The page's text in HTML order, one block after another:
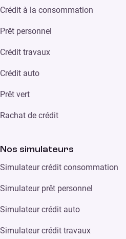
Crédit à la consommation
Prêt personnel
Crédit travaux
Crédit auto
Prêt vert
Rachat de crédit
Nos simulateurs
Simulateur crédit consommation
Simulateur prêt personnel
Simulateur crédit auto
Simulateur crédit travaux